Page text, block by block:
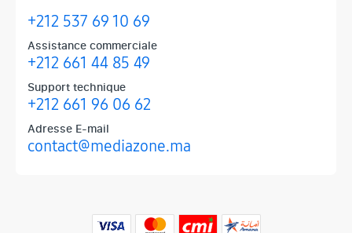
+212 537 69 10 69
Assistance commerciale
+212 661 44 85 49
Support technique
+212 661 96 06 62
Adresse E-mail
contact@mediazone.ma
Produits phares chez Mediazone
Retrouvez chez Mediazone les références incontournables :